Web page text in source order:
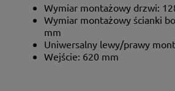
Wymiar montażowy drzwi:
Wymiar montażowy ścianki
mm
Uniwersalny lewy/prawy
Wejście: 620 mm